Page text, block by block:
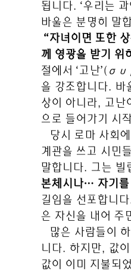
됩니다. ‘우리는
바울은 분명히 말
“자녀이면 또한
께 영광을 받기 위
절에서 ‘고난
을 강조합니다. 바
상이 아니라, 고난
으로 들어가기 시
당시 로마 사회
계관을 쓰고 시민
말합니다. 그는 빌
본체시나… 자기를
길임을 선포합니
은 자신을 내어 주
많은 사람들이 하
니다. 하지만, 값
값이 이미 지불되